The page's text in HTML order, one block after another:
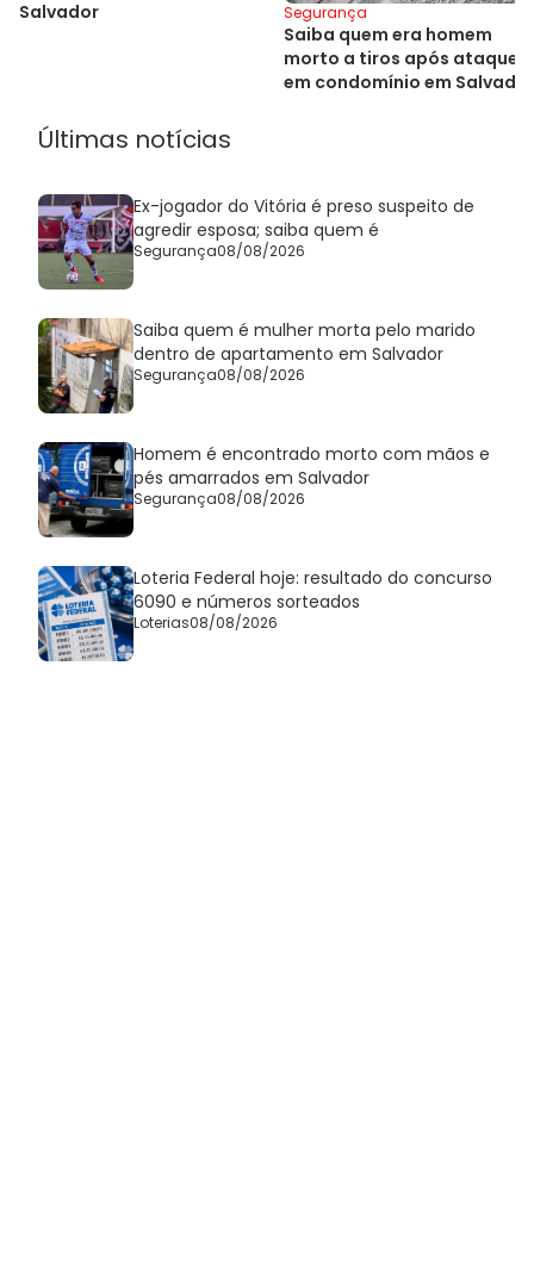
Salvador
Segurança
Saiba quem era homem
morto a tiros após ataque
em condomínio em Salvador
Últimas notícias
Ex-jogador do Vitória é preso suspeito de
agredir esposa; saiba quem é
Segurança08/08/2026
Saiba quem é mulher morta pelo marido
dentro de apartamento em Salvador
Segurança08/08/2026
Homem é encontrado morto com mãos e
pés amarrados em Salvador
Segurança08/08/2026
Loteria Federal hoje: resultado do concurso
6090 e números sorteados
Loterias08/08/2026